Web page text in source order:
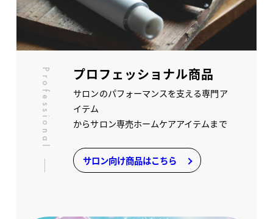
Professional プロフェッショナル商品
サロンのパフォーマンスを支える専門ア
イテム
からサロン専売ホームケアアイテムまで
サロン向け商品はこちら